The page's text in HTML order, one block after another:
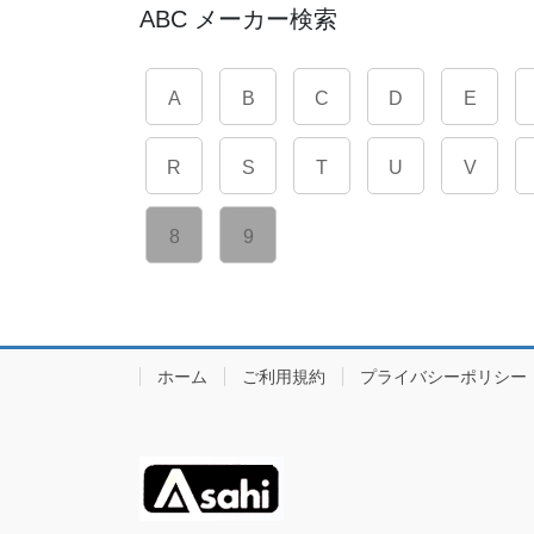
ABC メーカー検索
A B C D E
R S T U V
8 9
ホーム ご利用規約 プライバシーポリシー